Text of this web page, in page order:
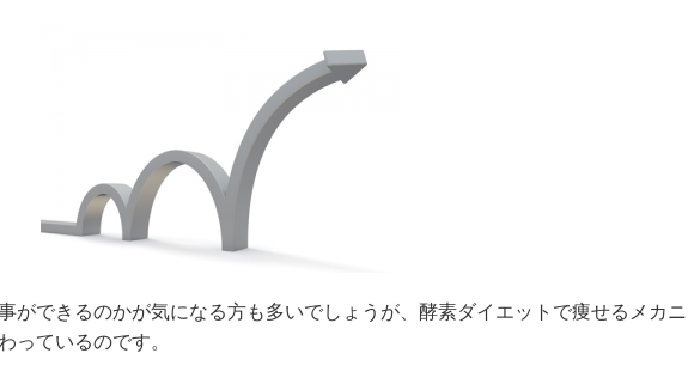
ができるのかが気になる方も多いでしょうが、酵素ダイエットで痩せるメカニ
っているのです。